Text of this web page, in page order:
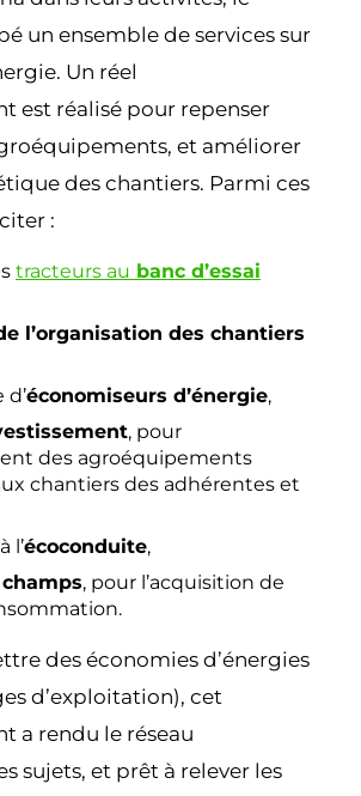
un ensemble de services sur
Un réel
est réalisé pour repenser
et améliorer
des chantiers. Parmi ces
:
tracteurs au banc d’essai
l’organisation des chantiers
d’économiseurs d’énergie,
, pour
des agroéquipements
chantiers des adhérentes et
l’écoconduite,
, pour l’acquisition de
des économies d’énergies
d’exploitation), cet
a rendu le réseau
sujets, et prêt à relever les